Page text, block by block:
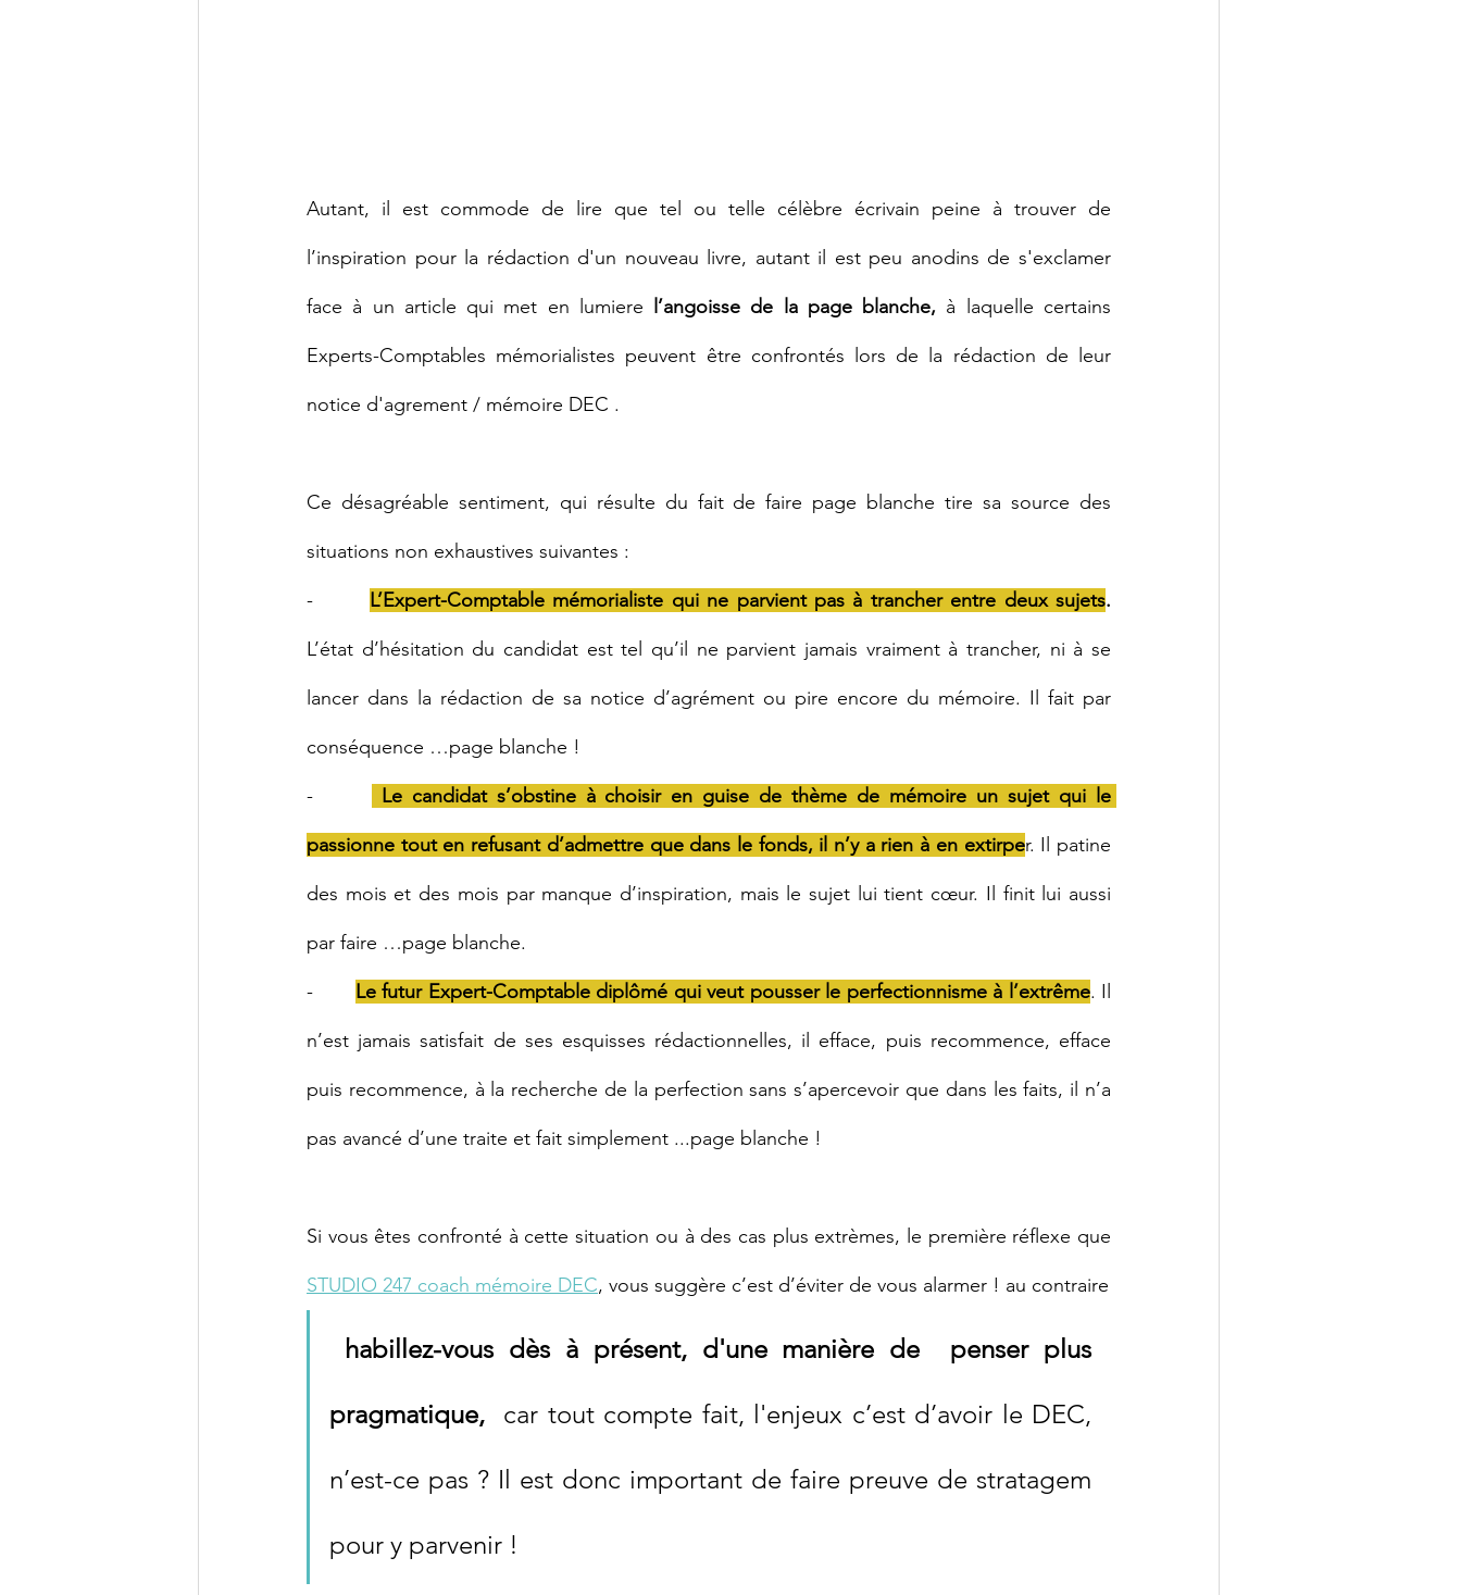
Autant, il est commode de lire que tel ou telle célèbre écrivain peine à trouver de
l’inspiration pour la rédaction d'un nouveau livre, autant il est peu anodins de s'exclamer
face à un article qui met en lumiere l’angoisse de la page blanche, à laquelle certains
Experts-Comptables mémorialistes peuvent être confrontés lors de la rédaction de leur
notice d'agrement / mémoire DEC .
Ce désagréable sentiment, qui résulte du fait de faire page blanche tire sa source des
situations non exhaustives suivantes :
- L’Expert-Comptable mémorialiste qui ne parvient pas à trancher entre deux sujets
L’état d’hésitation du candidat est tel qu’il ne parvient jamais vraiment à trancher, ni à se
lancer dans la rédaction de sa notice d’agrément ou pire encore du mémoire. Il fait par
conséquence …page blanche !
- Le candidat s’obstine à choisir en guise de thème de mémoire un sujet qui le
passionne tout en refusant d’admettre que dans le fonds, il n’y a rien à en extirper. Il patine
des mois et des mois par manque d’inspiration, mais le sujet lui tient cœur. Il finit lui aussi
par faire …page blanche.
- Le futur Expert-Comptable diplômé qui veut pousser le perfectionnisme à l’extrême. Il
n’est jamais satisfait de ses esquisses rédactionnelles, il efface, puis recommence, efface
puis recommence, à la recherche de la perfection sans s’apercevoir que dans les faits, il n’a
pas avancé d’une traite et fait simplement ...page blanche !
STUDIO 247 coach mémoire DEC, vous suggère c’est d’éviter de vous alarmer ! au contraire
habillez-vous dès à présent, d'une manière de  penser plus
pragmatique,
  car tout compte fait, l'enjeux c’est d’avoir le DEC,
n’est-ce pas ? Il est donc important de faire preuve de stratagem
pour y parvenir !